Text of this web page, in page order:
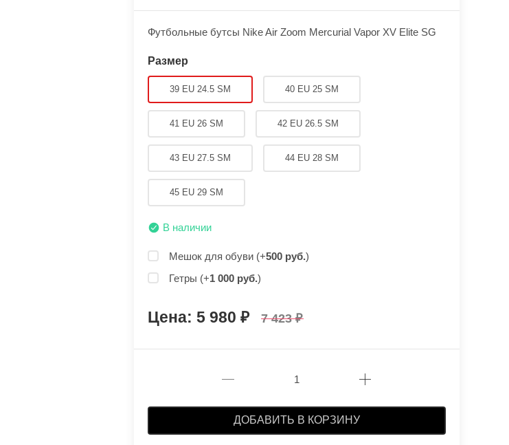
Футбольные бутсы Nike Air Zoom Mercurial Vapor XV Elite SG
Размер
39 EU 24.5 SM 40 EU 25 SM
41 EU 26 SM 42 EU 26.5 SM
43 EU 27.5 SM 44 EU 28 SM
45 EU 29 SM
В наличии
Мешок для обуви (+500 руб.)
Гетры (+1 000 руб.)
5 980 7 423
ДОБАВИТЬ В КОРЗИНУ